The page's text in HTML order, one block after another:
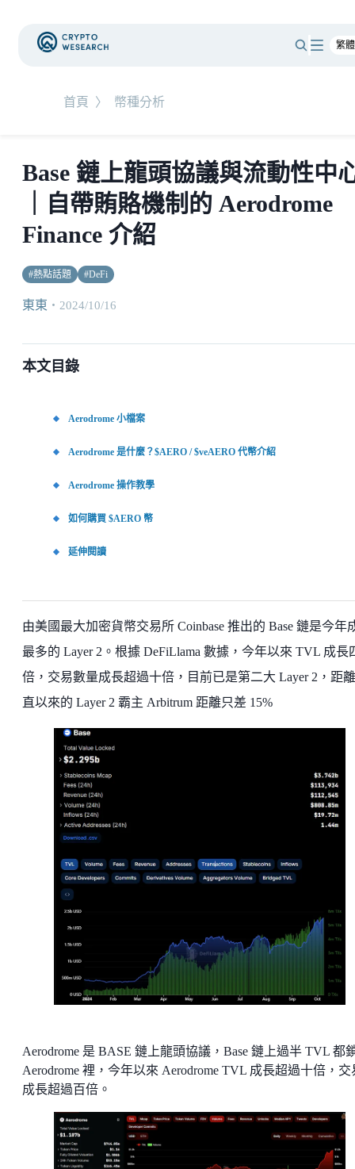
首頁 〉 幣種分析
Base 鏈上龍頭協議與流動性中
｜自帶賄賂機制的 Aerodrome
Finance 介紹
#熱點話題 #DeFi
東東 ・ 2024/10/16
本文目錄
Aerodrome 小檔案
Aerodrome 是什麼？$AERO / $veAERO 代幣介紹
Aerodrome 操作教學
如何購買 $AERO 幣
延伸閱讀
由美國最大加密貨幣交易所 Coinbase 推出的 Base 鏈是今年
最多的 Layer 2。根據 DeFiLlama 數據，今年以來 TVL 成長
倍，交易數量成長超過十倍，目前已是第二大 Layer 2，距
直以來的 Layer 2 霸主 Arbitrum 距離只差 15%
Aerodrome 是 BASE 鏈上龍頭協議，Base 鏈上過半 TVL 都
Aerodrome 裡，今年以來 Aerodrome TVL 成長超過十倍，交
成長超過百倍。